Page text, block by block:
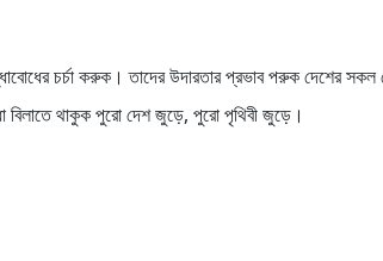
চর্চা করুক। তাদের উদারতার প্রভাব পরুক দেশের সকল
বিলাতে থাকুক পুরো দেশ জুড়ে, পুরো পৃথিবী জুড়ে।